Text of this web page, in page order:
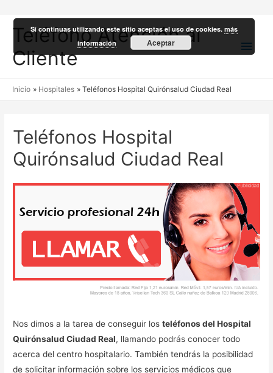
Teléfono Atención al
Cliente
Inicio Hospitales Teléfonos Hospital Quirónsalud Ciudad Real
Teléfonos Hospital
Quirónsalud Ciudad Real
Nos dimos a la tarea de conseguir losteléfonos del Hospital
Quirónsalud Ciudad Real, llamando podrás conocer todo
acerca del centro hospitalario. También tendrás la posibilidad
de solicitar información sobre los servicios médicos que
Si continuas utilizando este sitio aceptas el uso de cookies.más
información
Aceptar